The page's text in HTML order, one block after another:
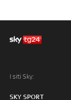
I siti Sky:
SKY SPORT